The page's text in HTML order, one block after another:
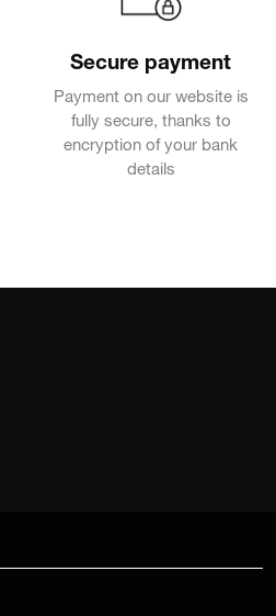
Secure payment
Payment on our website is
fully secure, thanks to
encryption of your bank
details